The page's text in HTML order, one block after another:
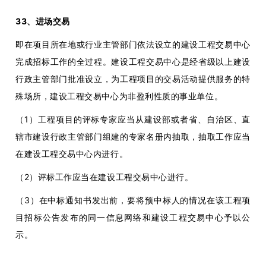
33、进场交易
即在项目所在地或行业主管部门依法设立的建设工程交易中心
完成招标工作的全过程。建设工程交易中心是经省级以上建设
行政主管部门批准设立，为工程项目的交易活动提供服务的特
殊场所，建设工程交易中心为非盈利性质的事业单位。
（1）工程项目的评标专家应当从建设部或者省、自治区、直
辖市建设行政主管部门组建的专家名册内抽取，抽取工作应当
在建设工程交易中心内进行。
（2）评标工作应当在建设工程交易中心进行。
（3）在中标通知书发出前，要将预中标人的情况在该工程项
目招标公告发布的同一信息网络和建设工程交易中心予以公
示。